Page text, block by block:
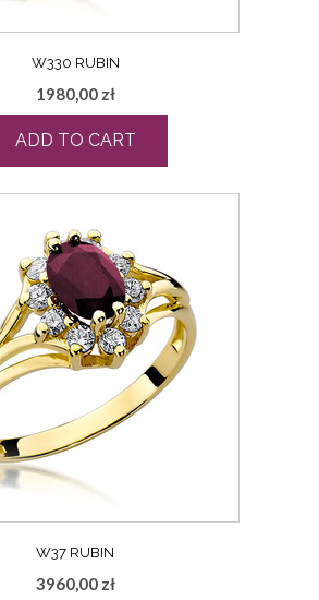
W330 RUBIN
1980,00 zł
ADD TO CART
W37 RUBIN
3960,00 zł